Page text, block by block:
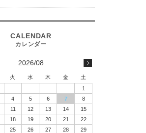
2026/08
火 水 木 金
土
1
4 5 6 7
8
11 12 13 14
15
18 19 20 21
22
25 26 27 28
29